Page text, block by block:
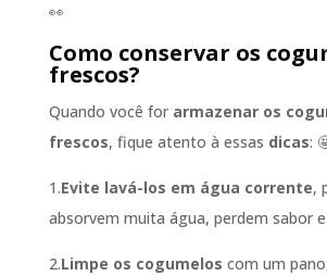
👀
Como conservar os
frescos?
Quando você for armazenar os
frescos, fique atento à essas dicas:
1.Evite lavá-los em água corrente,
absorvem muita água, perdem sabor
2.Limpe os cogumelos com um